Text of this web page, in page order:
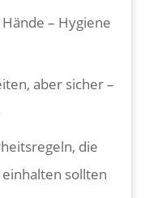
– Hygiene
aber sicher –
die
sollten